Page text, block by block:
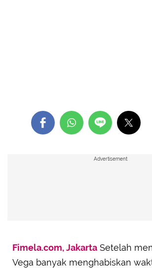
Advertisement
Fimela.com, Jakarta Setelah
Vega banyak menghabiskan